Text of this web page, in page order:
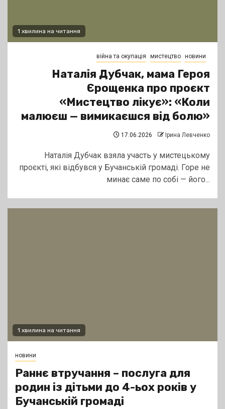
1 хвилина на читання
війна та окупація мистецтво новини
Наталія Дубчак, мама Героя
Єрощенка про проєкт
«Мистецтво лікує»: «Коли
малюєш — вимикаєшся від болю»
17.06.2026 Ірина Левченко
Наталія Дубчак взяла участь у мистецькому
проєкті, які відбувся у Бучанській громаді. Горе не
минає саме по собі — його...
1 хвилина на читання
новини
Раннє втручання – послуга для
родин із дітьми до 4-ьох років у
Бучанській громаді